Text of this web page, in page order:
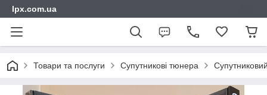
lpx.com.ua
Товари та послуги Супутникові тюнера